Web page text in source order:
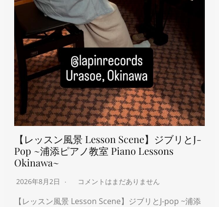
【レッスン風景 Lesson Scene】ジブリとJ-
Pop ~浦添ピアノ教室 Piano Lessons
Okinawa~
2026年8月2日 コメントはまだありません
【レッスン風景 Lesson Scene】ジブリとJ-pop ~浦添